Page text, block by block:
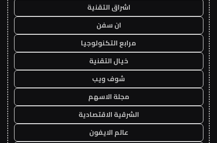
اشراق التقنية
ان سفن
مرابع التكنولوجيا
خيال التقنية
شوف ويب
مجلة الاسهم
الشرقية الاقتصادية
عالم الايفون